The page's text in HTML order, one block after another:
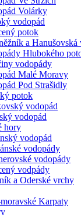
Volárky
vodopád
potok
a Hanušovská
Hlubokého
vodopády
Malé Moravy
Pod Strašidly
potok
vodopád
vodopád
hory
vodopád
vodopády
vodopády
vodpády
a Oderské vrchy
Karpaty